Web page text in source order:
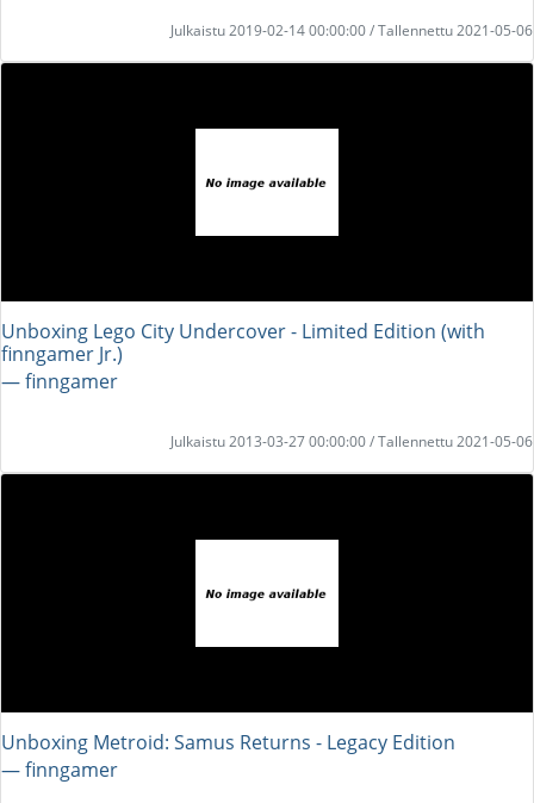
Julkaistu 2019-02-14 00:00:00 / Tallennettu 2021-05-06
Unboxing Lego City Undercover - Limited Edition (with
finngamer Jr.)
― finngamer
Julkaistu 2013-03-27 00:00:00 / Tallennettu 2021-05-06
Unboxing Metroid: Samus Returns - Legacy Edition
― finngamer